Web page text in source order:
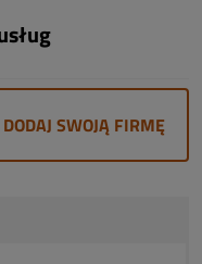
DODAJ SWOJĄ FIRMĘ